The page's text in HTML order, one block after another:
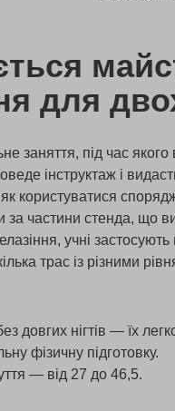
для
заняття, під час
інструктаж і
користуватися
за частини стенда, що
учні застосують
трас із різними
довгих нігтів — їх
фізичну підготовку.
— від 27 до 46,5.